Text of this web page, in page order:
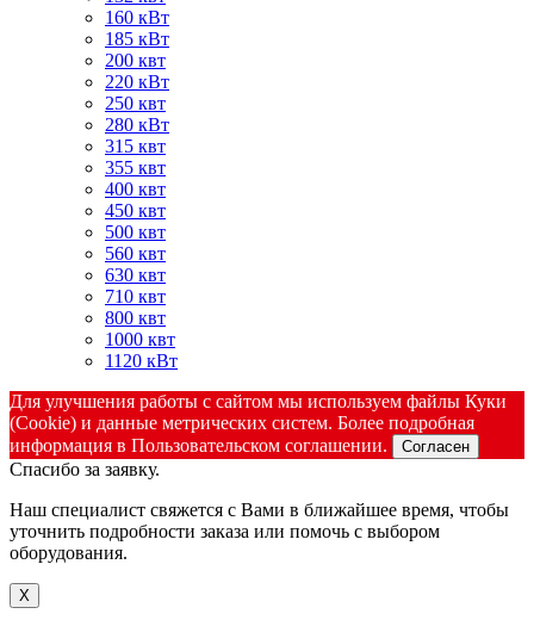
160 кВт
185 кВт
200 квт
220 кВт
250 квт
280 кВт
315 квт
355 квт
400 квт
450 квт
500 квт
560 квт
630 квт
710 квт
800 квт
1000 квт
1120 кВт
Для улучшения работы с сайтом мы используем файлы Куки
(Cookie) и данные метрических систем. Более подробная
информация в Пользовательском соглашении.
Согласен
Спасибо за заявку.
Наш специалист свяжется с Вами в ближайшее время, чтобы
уточнить подробности заказа или помочь с выбором
оборудования.
X